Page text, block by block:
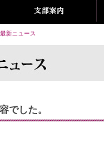
最新ニュース
でした。